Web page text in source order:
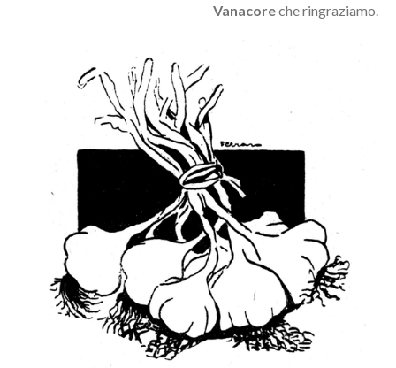
Vanacoreche ringraziamo.